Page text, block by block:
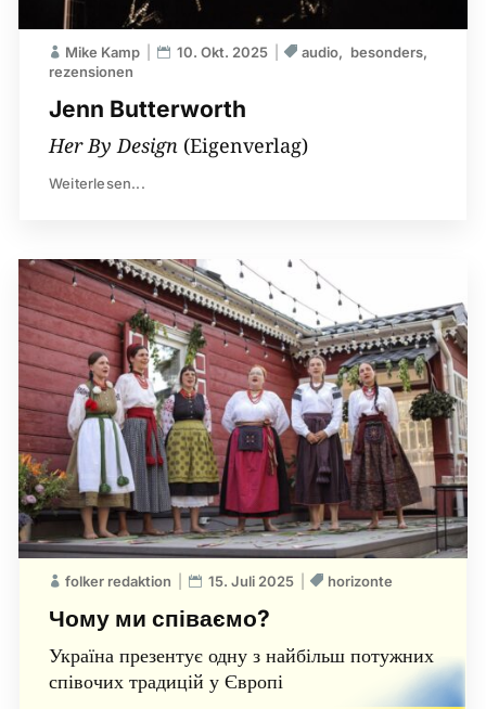
Jenn Butterworth
Mike Kamp 10. Okt. 2025 audio
besonders
rezensionen
Her By Design (Eigenverlag)
Weiterlesen...
Чому ми співаємо?
folker redaktion 15. Juli 2025 horizonte
Україна презентує одну з найбільш потужних
співочих традицій у Європі